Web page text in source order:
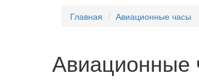
Главная
Авиационные часы